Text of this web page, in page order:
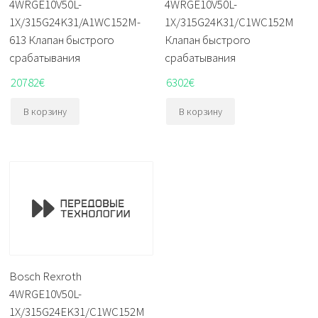
4WRGE10V50L-
1X/315G24K31/A1WC152M-
613 Клапан быстрого
срабатывания
20782€
В корзину
4WRGE10V50L-
1X/315G24K31/C1WC152M
Клапан быстрого
срабатывания
6302€
В корзину
Bosch Rexroth
4WRGE10V50L-
1X/315G24EK31/C1WC152M